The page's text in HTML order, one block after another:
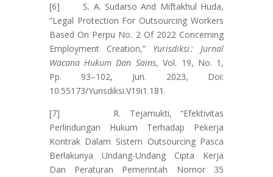
[6] S. A. Sudarso And Miftakhul Huda,
“Legal Protection For Outsourcing Workers
Based On Perpu No. 2 Of 2022 Concerning
Employment Creation,” Yurisdiksi : Jurnal
Wacana Hukum Dan Sains, Vol. 19, No. 1,
Pp. 93–102, Jun. 2023, Doi:
10.55173/Yurisdiksi.V19i1.181.
[7] R. Tejamukti, “Efektivitas
Perlindungan Hukum Terhadap Pekerja
Kontrak Dalam Sistem Outsourcing Pasca
Berlakunya Undang-Undang Cipta Kerja
Dan Peraturan Pemerintah Nomor 35